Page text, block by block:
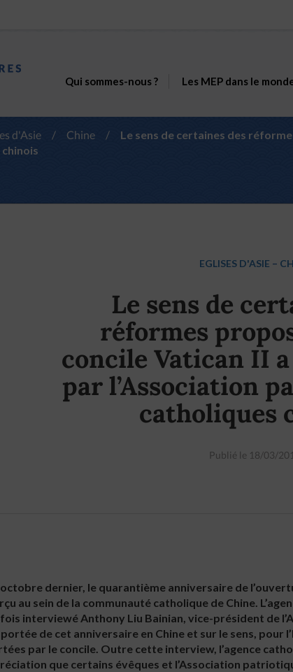
Qui sommes-nous ? Les MEP dans le
d'Asie / Chine /
Le sens de certaines des
EGLISES D'ASIE –
Le sens de
réformes
concile Vatican II
par l’Association
catholiques
Publié le 18/03/
octobre dernier, le quarantième anniversaire de
au sein de la communauté catholique de Chine.
interviewé Anthony Liu Bainian, vice-président de
de cet anniversaire en Chine et sur le sens, pour
par le concile. Outre cette interview, l’agence
que certains évêques et l’Association